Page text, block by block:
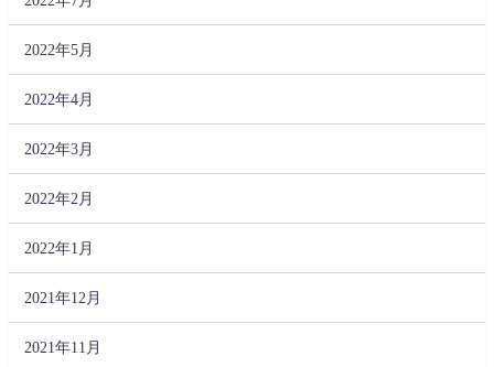
2022年5月
2022年4月
2022年3月
2022年2月
2022年1月
2021年12月
2021年11月